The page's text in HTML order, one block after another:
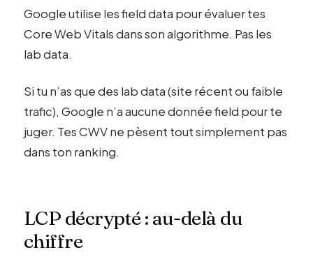
Google utilise les field data pour évaluer tes
Core Web Vitals dans son algorithme. Pas les
lab data.
Si tu n’as que des lab data (site récent ou faible
trafic), Google n’a aucune donnée field pour te
juger. Tes CWV ne pèsent tout simplement pas
dans ton ranking.
LCP décrypté : au-delà du
chiffre